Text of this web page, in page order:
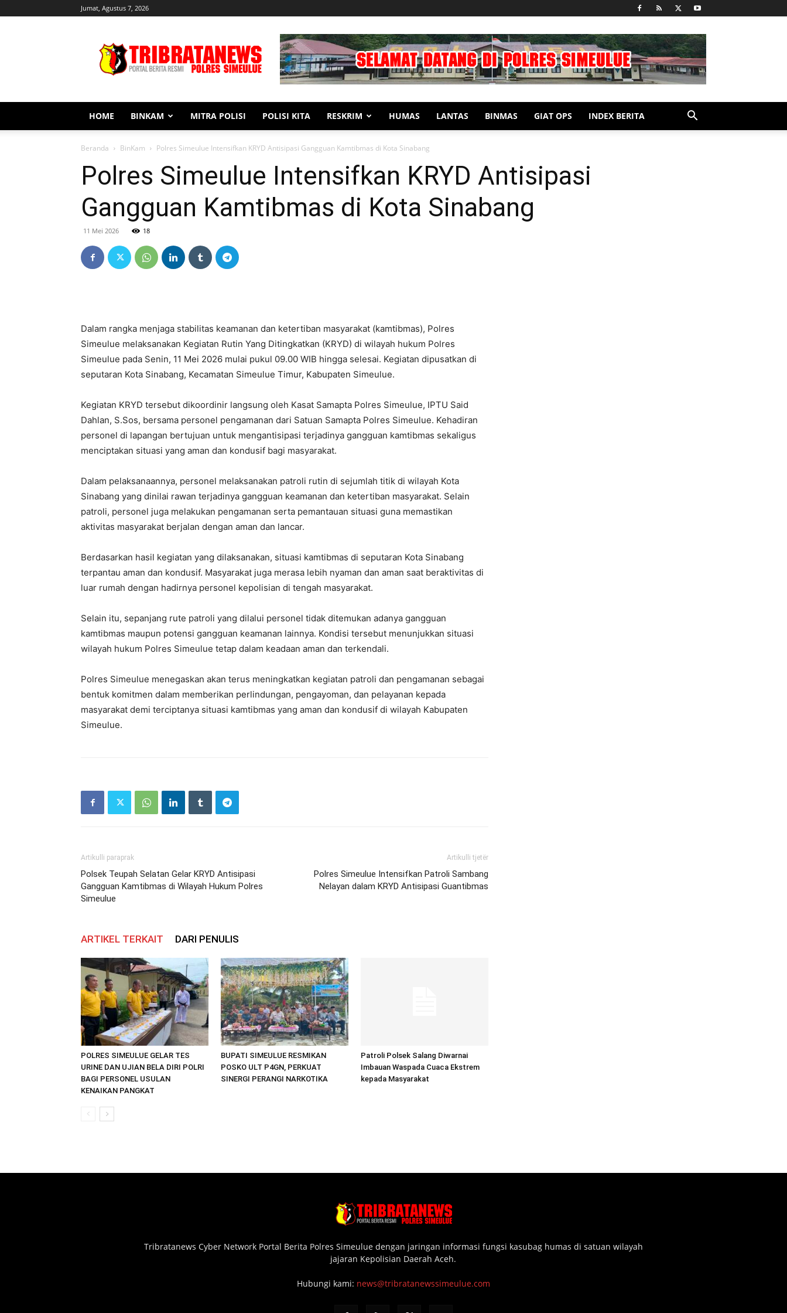
Jumat, Agustus 7, 2026
Simeulue
HOME BINKAM MITRA POLISI POLISI KITA RESKRIM HUMAS LANTAS BINMAS GIAT OPS INDEX BERITA
Beranda BinKam Polres Simeulue Intensifkan KRYD Antisipasi Gangguan Kamtibmas di Kota Sinabang
Polres Simeulue Intensifkan KRYD Antisipasi
Gangguan Kamtibmas di Kota Sinabang
11 Mei 2026 18
Dalam rangka menjaga stabilitas keamanan dan ketertiban masyarakat (kamtibmas), Polres
Simeulue melaksanakan Kegiatan Rutin Yang Ditingkatkan (KRYD) di wilayah hukum Polres
Simeulue pada Senin, 11 Mei 2026 mulai pukul 09.00 WIB hingga selesai. Kegiatan dipusatkan di
seputaran Kota Sinabang, Kecamatan Simeulue Timur, Kabupaten Simeulue.
Kegiatan KRYD tersebut dikoordinir langsung oleh Kasat Samapta Polres Simeulue, IPTU Said
Dahlan, S.Sos, bersama personel pengamanan dari Satuan Samapta Polres Simeulue. Kehadiran
personel di lapangan bertujuan untuk mengantisipasi terjadinya gangguan kamtibmas sekaligus
menciptakan situasi yang aman dan kondusif bagi masyarakat.
Dalam pelaksanaannya, personel melaksanakan patroli rutin di sejumlah titik di wilayah Kota
Sinabang yang dinilai rawan terjadinya gangguan keamanan dan ketertiban masyarakat. Selain
patroli, personel juga melakukan pengamanan serta pemantauan situasi guna memastikan
aktivitas masyarakat berjalan dengan aman dan lancar.
Berdasarkan hasil kegiatan yang dilaksanakan, situasi kamtibmas di seputaran Kota Sinabang
terpantau aman dan kondusif. Masyarakat juga merasa lebih nyaman dan aman saat beraktivitas di
luar rumah dengan hadirnya personel kepolisian di tengah masyarakat.
Selain itu, sepanjang rute patroli yang dilalui personel tidak ditemukan adanya gangguan
kamtibmas maupun potensi gangguan keamanan lainnya. Kondisi tersebut menunjukkan situasi
wilayah hukum Polres Simeulue tetap dalam keadaan aman dan terkendali.
Polres Simeulue menegaskan akan terus meningkatkan kegiatan patroli dan pengamanan sebagai
bentuk komitmen dalam memberikan perlindungan, pengayoman, dan pelayanan kepada
masyarakat demi terciptanya situasi kamtibmas yang aman dan kondusif di wilayah Kabupaten
Simeulue.
Artikulli paraprak
Polsek Teupah Selatan Gelar KRYD Antisipasi
Gangguan Kamtibmas di Wilayah Hukum Polres
Simeulue
Artikulli tjetër
Polres Simeulue Intensifkan Patroli Sambang
Nelayan dalam KRYD Antisipasi Guantibmas
ARTIKEL TERKAIT DARI PENULIS
POLRES SIMEULUE GELAR TES
URINE DAN UJIAN BELA DIRI POLRI
BAGI PERSONEL USULAN
KENAIKAN PANGKAT
BUPATI SIMEULUE RESMIKAN
POSKO ULT P4GN, PERKUAT
SINERGI PERANGI NARKOTIKA
Patroli Polsek Salang Diwarnai
Imbauan Waspada Cuaca Ekstrem
kepada Masyarakat
Tribratanews Cyber Network Portal Berita Polres Simeulue dengan jaringan informasi fungsi kasubag humas di satuan wilayah
jajaran Kepolisian Daerah Aceh.
Hubungi kami: news@tribratanewssimeulue.com